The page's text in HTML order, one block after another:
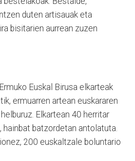
duten artisauak eta
bisitarien aurrean zuzen
Euskal Birusa elkarteak
ermuarren artean euskararen
Elkartean 40 herritar
hainbat batzordetan antolatuta.
200 euskaltzale boluntario